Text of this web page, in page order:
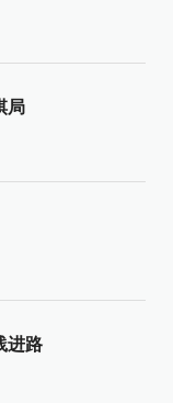
局
进路